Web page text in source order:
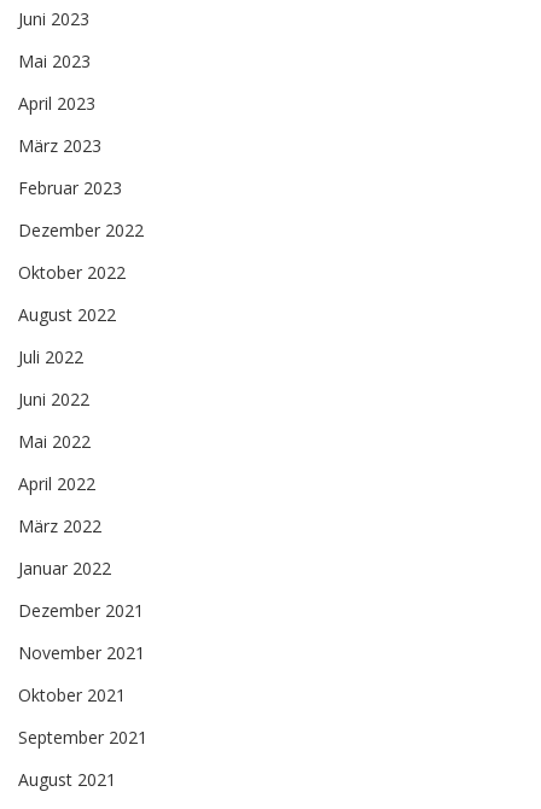
Juni 2023
Mai 2023
April 2023
März 2023
Februar 2023
Dezember 2022
Oktober 2022
August 2022
Juli 2022
Juni 2022
Mai 2022
April 2022
März 2022
Januar 2022
Dezember 2021
November 2021
Oktober 2021
September 2021
August 2021